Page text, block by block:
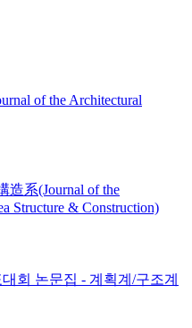
of the Architectural
造系(Journal of the
Structure & Construction)
회 논문집 - 계획계/구조계